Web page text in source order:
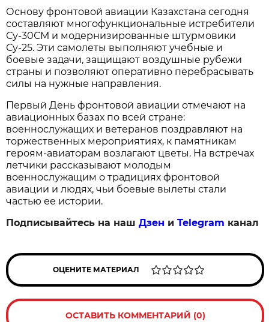
Основу фронтовой авиации Казахстана сегодня
составляют многофункциональные истребители
Су‑30СМ и модернизированные штурмовики
Су‑25. Эти самолеты выполняют учебные и
боевые задачи, защищают воздушные рубежи
страны и позволяют оперативно перебрасывать
силы на нужные направления.
Первый День фронтовой авиации отмечают на
авиационных базах по всей стране:
военнослужащих и ветеранов поздравляют на
торжественных мероприятиях, к памятникам
героям‑авиаторам возлагают цветы. На встречах
летчики рассказывают молодым
военнослужащим о традициях фронтовой
авиации и людях, чьи боевые вылеты стали
частью ее истории.
Подписывайтесь на нашДзен иTelegram канал
ОЦЕНИТЕ МАТЕРИАЛ
ОСТАВИТЬ КОММЕНТАРИЙ (0)